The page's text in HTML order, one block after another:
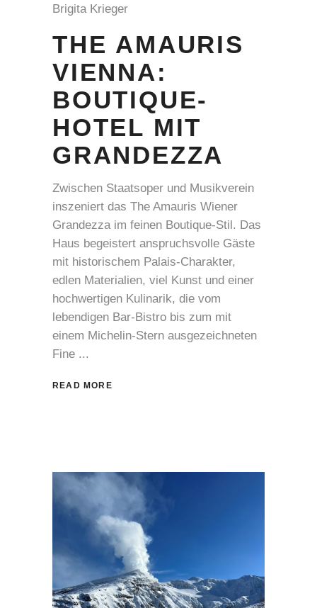
Brigita Krieger
THE AMAURIS
VIENNA:
BOUTIQUE-
HOTEL MIT
GRANDEZZA
Zwischen Staatsoper und Musikverein
inszeniert das The Amauris Wiener
Grandezza im feinen Boutique-Stil. Das
Haus begeistert anspruchsvolle Gäste
mit historischem Palais-Charakter,
edlen Materialien, viel Kunst und einer
hochwertigen Kulinarik, die vom
lebendigen Bar-Bistro bis zum mit
einem Michelin-Stern ausgezeichneten
Fine
READ MORE